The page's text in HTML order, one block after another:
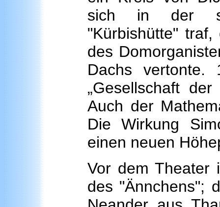
sich in der
"Kürbishütte"
des
Dachs vertonte.
„Gesellschaft
Auch der
Die Wirkung
einen neuen
Vor dem Theater
des "Ännchens";